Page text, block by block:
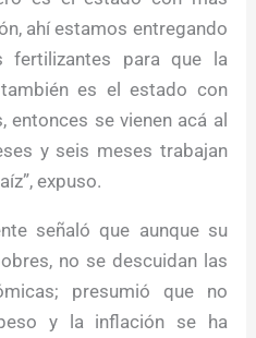
ahí estamos entregando
fertilizantes para que la
es el estado con
entonces se vienen acá al
y seis meses trabajan
expuso.
señaló que aunque su
no se descuidan las
presumió que no
y la inflación se ha